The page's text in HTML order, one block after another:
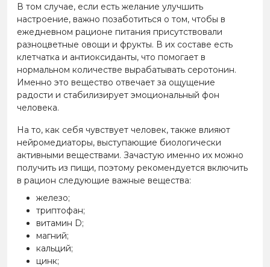
В том случае, если есть желание улучшить
настроение, важно позаботиться о том, чтобы в
ежедневном рационе питания присутствовали
разноцветные овощи и фрукты. В их составе есть
клетчатка и антиоксиданты, что помогает в
нормальном количестве вырабатывать серотонин.
Именно это вещество отвечает за ощущение
радости и стабилизирует эмоциональный фон
человека.
На то, как себя чувствует человек, также влияют
нейромедиаторы, выступающие биологически
активными веществами. Зачастую именно их можно
получить из пищи, поэтому рекомендуется включить
в рацион следующие важные вещества:
железо;
триптофан;
витамин D;
магний;
кальций;
цинк;